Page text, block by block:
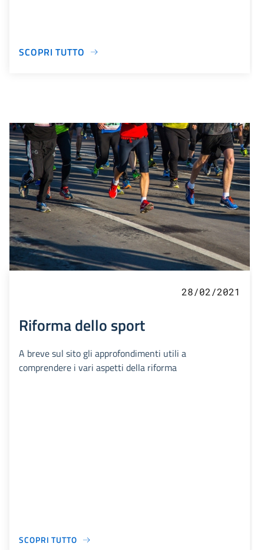
SCOPRI TUTTO
28/02/2021
Riforma dello sport
A breve sul sito gli approfondimenti utili a
comprendere i vari aspetti della riforma
SCOPRI TUTTO